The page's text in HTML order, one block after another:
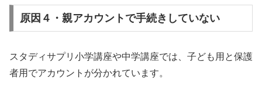
原因４・親アカウントで手続きしていない
スタディサプリ小学講座や中学講座では、子ども用と保護
者用でアカウントが分かれています。